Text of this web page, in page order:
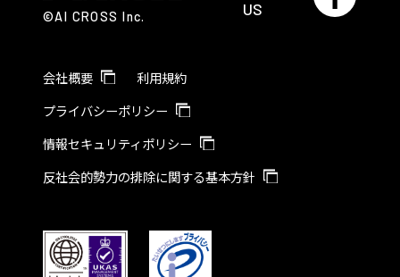
©AI CROSS Inc.
US
会社概要
利用規約
プライバシーポリシー
情報セキュリティポリシー
反社会的勢力の排除に関する基本方針